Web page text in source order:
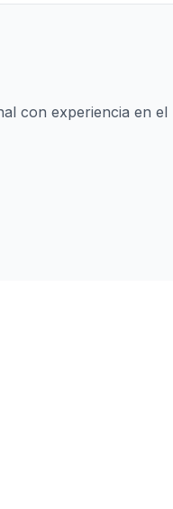
con experiencia en el